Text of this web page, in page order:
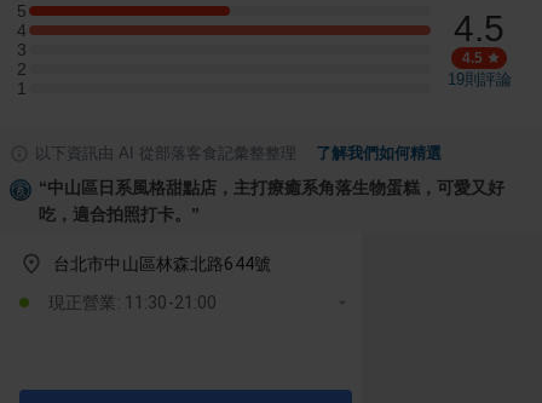
5
5 星：1 則評論
4
4 星：2 則評論
3
3 星：0 則評論
2
2 星：0 則評論
1
1 星：0 則評論
4.5
4.5
19則評論
以下資訊由 AI 從部落客食記彙整整理 了解我們如何精選
“中山區日系風格甜點店，主打療癒系角落生物蛋糕，可愛又好
吃，適合拍照打卡。 ”
台北市中山區林森北路644號
現正營業: 11:30-21:00